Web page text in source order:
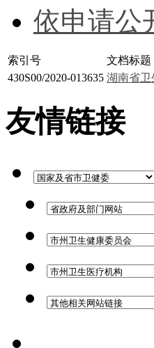
依申请公
索引号 文档标题
430S00/2020-013635 湖南省卫
友情链接